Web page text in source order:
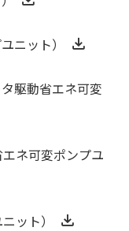
ニット）
駆動省エネ可変
ネ可変ポンプユ
ット）